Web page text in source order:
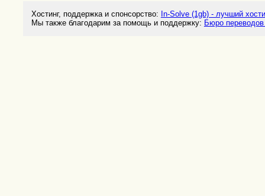
Хостинг, поддержка и спонсорство: In-Solve (1gb) - лучший
Мы также благодарим за помощь и поддержку: Бюро переводов